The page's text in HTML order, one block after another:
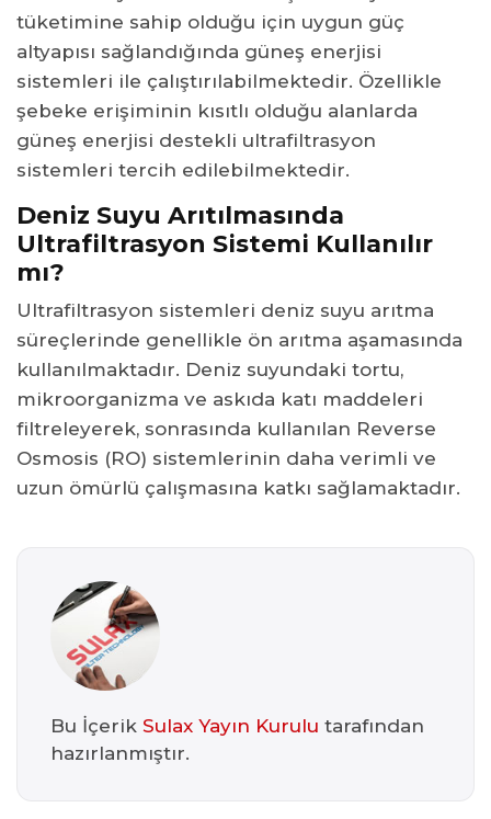
tüketimine sahip olduğu için uygun güç
altyapısı sağlandığında güneş enerjisi
sistemleri ile çalıştırılabilmektedir. Özellikle
şebeke erişiminin kısıtlı olduğu alanlarda
güneş enerjisi destekli ultrafiltrasyon
sistemleri tercih edilebilmektedir.
Deniz Suyu Arıtılmasında
Ultrafiltrasyon Sistemi Kullanılır
mı?
Ultrafiltrasyon sistemleri deniz suyu arıtma
süreçlerinde genellikle ön arıtma aşamasında
kullanılmaktadır. Deniz suyundaki tortu,
mikroorganizma ve askıda katı maddeleri
filtreleyerek, sonrasında kullanılan Reverse
Osmosis (RO) sistemlerinin daha verimli ve
uzun ömürlü çalışmasına katkı sağlamaktadır.
Bu İçerik Sulax Yayın Kurulu tarafından
hazırlanmıştır.